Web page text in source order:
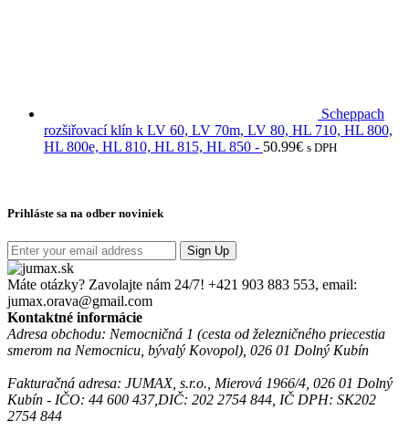
Scheppach
rozšiřovací klín k LV 60, LV 70m, LV 80, HL 710, HL 800,
HL 800e, HL 810, HL 815, HL 850 - 50.99€ s DPH
Prihláste sa na odber noviniek
Sign Up
Máte otázky? Zavolajte nám 24/7! +421 903 883 553, email:
jumax.orava@gmail.com
Kontaktné informácie
Adresa obchodu: Nemocničná 1 (cesta od železničného priecestia
smerom na Nemocnicu, bývalý Kovopol), 026 01 Dolný Kubín
Fakturačná adresa: JUMAX, s.r.o., Mierová 1966/4, 026 01 Dolný
Kubín - IČO: 44 600 437,DIČ: 202 2754 844, IČ DPH: SK202
2754 844